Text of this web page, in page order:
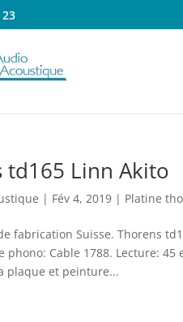
td165 Linn Akito
| Fév 4, 2019 | Platine
fabrication Suisse. Thorens
phono: Cable 1788. Lecture:
plaque et peinture...